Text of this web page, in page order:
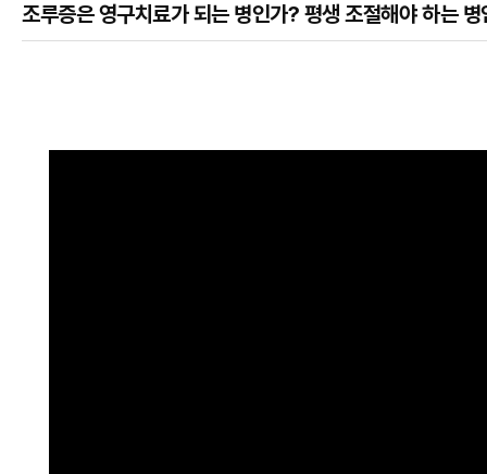
조루증은 영구치료가 되는 병인가? 평생 조절해야 하는